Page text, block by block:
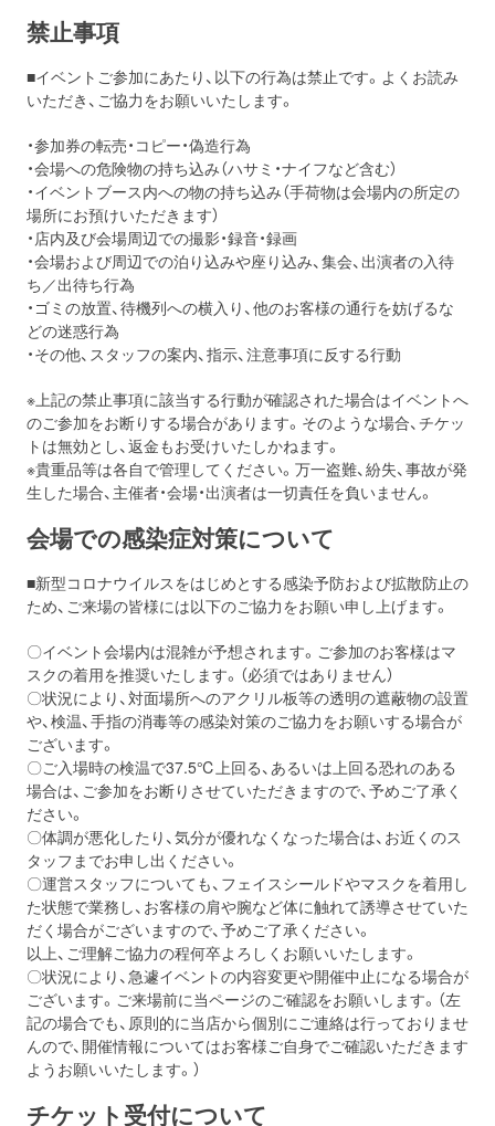
禁止事項
■イベントご参加にあたり、以下の行為は禁止です。よくお読み
いただき、ご協力をお願いいたします。
・参加券の転売・コピー・偽造行為
・会場への危険物の持ち込み（ハサミ・ナイフなど含む）
・イベントブース内への物の持ち込み（手荷物は会場内の所定の
場所にお預けいただきます）
・店内及び会場周辺での撮影・録音・録画
・会場および周辺での泊り込みや座り込み、集会、出演者の入待
ち／出待ち行為
・ゴミの放置、待機列への横入り、他のお客様の通行を妨げるな
どの迷惑行為
・その他、スタッフの案内、指示、注意事項に反する行動
※上記の禁止事項に該当する行動が確認された場合はイベントへ
のご参加をお断りする場合があります。そのような場合、チケッ
トは無効とし、返金もお受けいたしかねます。
※貴重品等は各自で管理してください。万一盗難、紛失、事故が発
生した場合、主催者・会場・出演者は一切責任を負いません。
会場での感染症対策について
■新型コロナウイルスをはじめとする感染予防および拡散防止の
ため、ご来場の皆様には以下のご協力をお願い申し上げます。
〇イベント会場内は混雑が予想されます。ご参加のお客様はマ
スクの着用を推奨いたします。（必須ではありません）
〇状況により、対面場所へのアクリル板等の透明の遮蔽物の設置
や、検温、手指の消毒等の感染対策のご協力をお願いする場合が
ございます。
〇ご入場時の検温で37.5℃上回る、あるいは上回る恐れのある
場合は、ご参加をお断りさせていただきますので、予めご了承く
ださい。
〇体調が悪化したり、気分が優れなくなった場合は、お近くのス
タッフまでお申し出ください。
〇運営スタッフについても、フェイスシールドやマスクを着用し
た状態で業務し、お客様の肩や腕など体に触れて誘導させていた
だく場合がございますので、予めご了承ください。
以上、ご理解ご協力の程何卒よろしくお願いいたします。
〇状況により、急遽イベントの内容変更や開催中止になる場合が
ございます。ご来場前に当ページのご確認をお願いします。（左
記の場合でも、原則的に当店から個別にご連絡は行っておりませ
んので、開催情報についてはお客様ご自身でご確認いただきます
ようお願いいたします。）
チケット受付について